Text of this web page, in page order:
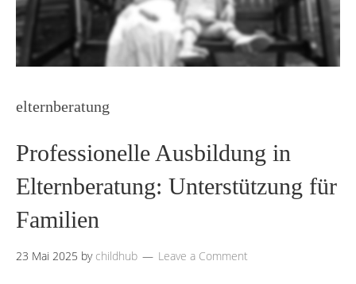
elternberatung
Professionelle Ausbildung in
Elternberatung: Unterstützung für
Familien
23 Mai 2025 by childhub Leave a Comment